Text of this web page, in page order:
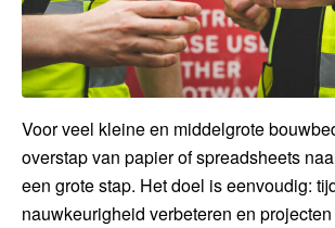
Voor veel kleine en middelgrote
overstap van papier of spreadsheets
een grote stap. Het doel is eenvoudig:
nauwkeurigheid verbeteren en